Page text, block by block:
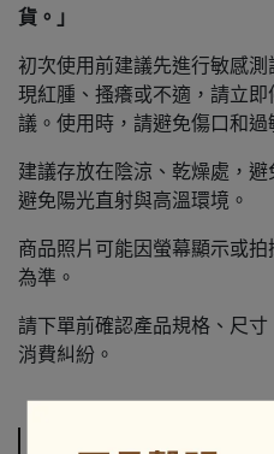
貨。」
初次使用前建議先進行敏感
現紅腫、搔癢或不適，請立
議。使用時，請避免傷口和過
建議存放在陰涼、乾燥處，
避免陽光直射與高溫環境。
商品照片可能因螢幕顯示或
為準。
請下單前確認產品規格、尺
消費糾紛。